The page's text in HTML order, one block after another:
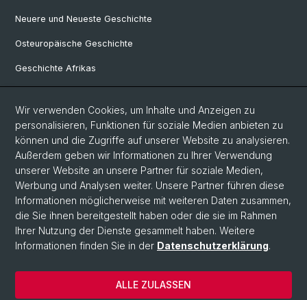
Neuere und Neueste Geschichte
Osteuropäische Geschichte
Geschichte Afrikas
Social Media
Linkedin
Bluesky
© Universität Basel
Philosophisch-Historische Fakultät
Home
Datenschutzerklärung
Wir verwenden Cookies, um Inhalte und Anzeigen zu
personalisieren, Funktionen für soziale Medien anbieten zu
können und die Zugriffe auf unserer Website zu analysieren.
Außerdem geben wir Informationen zu Ihrer Verwendung
unserer Website an unsere Partner für soziale Medien,
Werbung und Analysen weiter. Unsere Partner führen diese
Informationen möglicherweise mit weiteren Daten zusammen,
die Sie ihnen bereitgestellt haben oder die sie im Rahmen
Ihrer Nutzung der Dienste gesammelt haben. Weitere
Informationen finden Sie in der Datenschutzerklärung.
ALLE ZULASSEN